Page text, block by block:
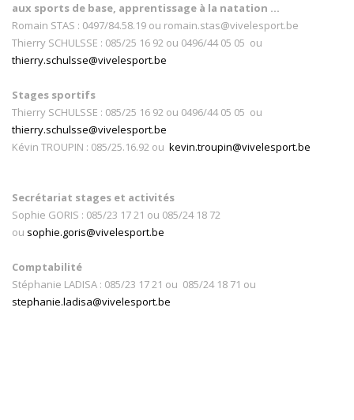
aux sports de base, apprentissage à la natation ...
Romain STAS : 0497/84.58.19 ou romain.stas@vivelesport.be
Thierry SCHULSSE : 085/25 16 92 ou 0496/44 05 05 ou
thierry.schulsse@vivelesport.be
Stages sportifs
Thierry SCHULSSE : 085/25 16 92 ou 0496/44 05 05 ou
thierry.schulsse@vivelesport.be
Kévin TROUPIN : 085/25.16.92 ou kevin.troupin@vivelesport.be
Secrétariat stages et activités
Sophie GORIS : 085/23 17 21 ou 085/24 18 72
ou sophie.goris@vivelesport.be
Comptabilité
Stéphanie LADISA : 085/23 17 21 ou 085/24 18 71 ou
stephanie.ladisa@vivelesport.be